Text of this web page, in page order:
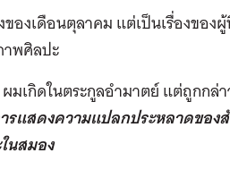
ของเดือนตุลาคม แต่เป็นเรื่องขอ
พศิลปะ
เกิดในตระกูลอำมาตย์ แต่ถูกกล่
รแสดงความแปลกประหลาดขอ
นสมอง